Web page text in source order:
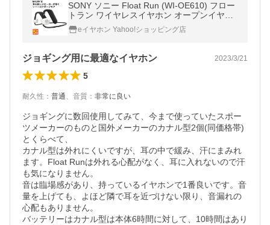
SONY ソニー Float Run (WI-OE610) フロー
トラン ワイヤレスイヤホン オープンイヤー
型 ながら聴き (送料無料)
eイヤホン Yahoo!ショッピング店
ジョギング用に最適なイヤホン 2023/3/21
5
耐久性 ： 普通、 音質 ： 非常に良い
ジョギングに数回使用してみて、今まで使っていたスポー
ツメーカーのものと国外メーカーのカナル型2個(同価格帯)
とくらべて、
カナル型は外れにくいですが、耳の中で緩み、汗にまみれ
ます。Float Runは外れる心配がなく、耳に入れないので汗
も気になりません。
音は臨場感があり、持っているイヤホンで1番良いです。音
量を上げても、よほど隣で耳を近づけない限り、音漏れの
心配もありません。
バッテリーはカナル型は本体6時間に対して、10時間はあり